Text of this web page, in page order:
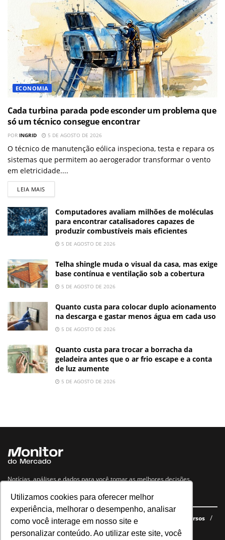
Utilizamos cookies para oferecer melhor
experiência, melhorar o desempenho, analisar
como você interage em nosso site e
personalizar conteúdo. Ao utilizar este site, você
ECONOMIA
Cada turbina parada pode esconder um problema que
só um técnico consegue encontrar
POR INGRID 5 DE AGOSTO DE 2026
O técnico de manutenção eólica inspeciona, testa e repara os
sistemas que permitem ao aerogerador transformar o vento
em eletricidade....
LEIA MAIS
Computadores avaliam milhões de moléculas
para encontrar catalisadores capazes de
produzir combustíveis mais eficientes
5 DE AGOSTO DE 2026
Telha shingle muda o visual da casa, mas exige
base contínua e ventilação sob a cobertura
5 DE AGOSTO DE 2026
Quanto custa para colocar duplo acionamento
na descarga e gastar menos água em cada uso
5 DE AGOSTO DE 2026
Quanto custa para trocar a borracha da
geladeira antes que o ar frio escape e a conta
de luz aumente
5 DE AGOSTO DE 2026
Notícias, análises e dados para você tomar as melhores decisões.
Navegue no site
Últimas notícias Quem somos E-books gratuitos
Cursos
Política de privacidade